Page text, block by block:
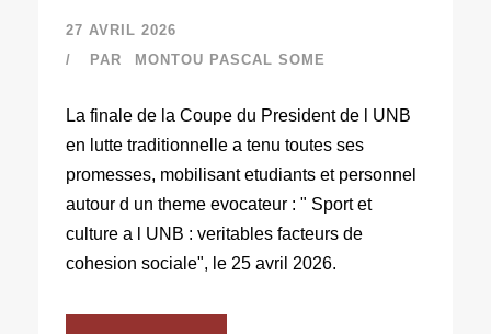
27 AVRIL 2026
PAR
MONTOU PASCAL SOME
La finale de la Coupe du President de l UNB
en lutte traditionnelle a tenu toutes ses
promesses, mobilisant etudiants et personnel
autour d un theme evocateur : " Sport et
culture a l UNB : veritables facteurs de
cohesion sociale", le 25 avril 2026.